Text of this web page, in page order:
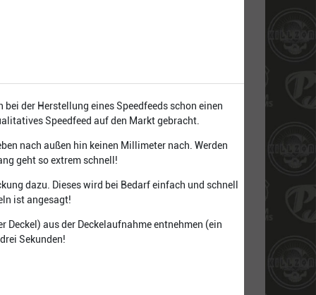
der Herstellung eines Speedfeeds schon einen
Speedfeed auf den Markt gebracht.
nach außen hin keinen Millimeter nach. Werden
geht so extrem schnell!
dazu. Dieses wird bei Bedarf einfach und schnell
ist angesagt!
aus der Deckelaufnahme entnehmen (ein
Sekunden!